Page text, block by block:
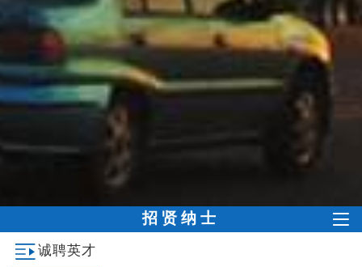
招贤纳士
诚聘英才